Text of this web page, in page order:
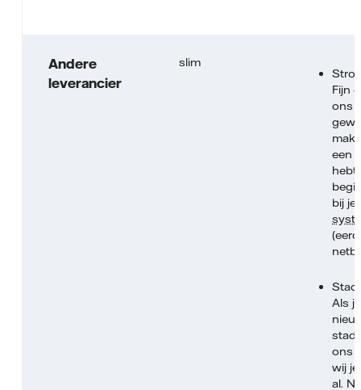
Andere
leverancier
slim
Fijn
ons
een
bij je
Als
ons
wij
al.